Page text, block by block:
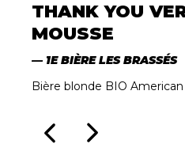
THANK YOU
MOUSSE
1E BIÈRE LES BRASSÉS
Bière blonde BIO American